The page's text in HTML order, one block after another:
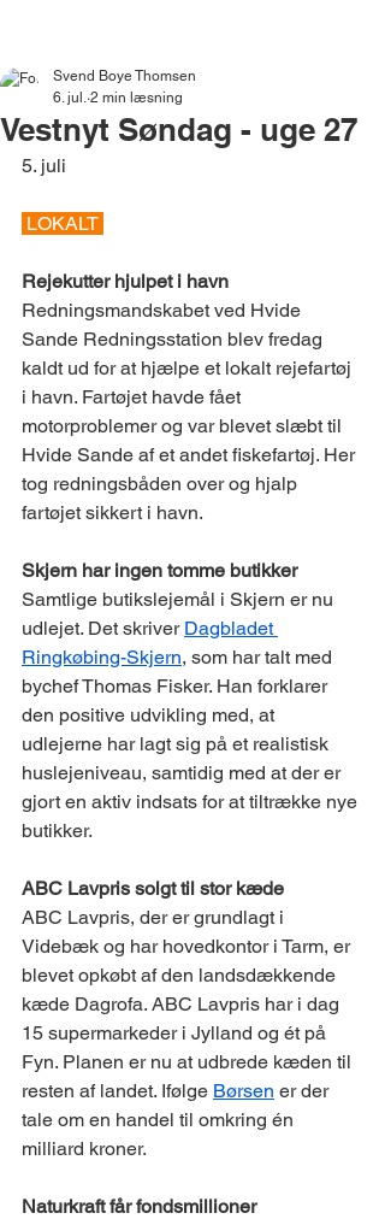
Vestnyt Søndag - uge 27
Svend Boye Thomsen
6. jul. 2 min læsning
5. juli
LOKALT
Rejekutter hjulpet i havn
Redningsmandskabet ved Hvide
Sande Redningsstation blev fredag
kaldt ud for at hjælpe et lokalt rejefartøj
i havn. Fartøjet havde fået
motorproblemer og var blevet slæbt til
Hvide Sande af et andet fiskefartøj. Her
tog redningsbåden over og hjalp
fartøjet sikkert i havn.
Skjern har ingen tomme butikker
Samtlige butikslejemål i Skjern er nu
udlejet. Det skriver Dagbladet
Ringkøbing-Skjern, som har talt med
bychef Thomas Fisker. Han forklarer
den positive udvikling med, at
udlejerne har lagt sig på et realistisk
huslejeniveau, samtidig med at der er
gjort en aktiv indsats for at tiltrække nye
butikker.
ABC Lavpris solgt til stor kæde
ABC Lavpris, der er grundlagt i
Videbæk og har hovedkontor i Tarm, er
blevet opkøbt af den landsdækkende
kæde Dagrofa. ABC Lavpris har i dag
15 supermarkeder i Jylland og ét på
Fyn. Planen er nu at udbrede kæden til
resten af landet. Ifølge Børsen er der
tale om en handel til omkring én
milliard kroner.
Naturkraft får fondsmillioner